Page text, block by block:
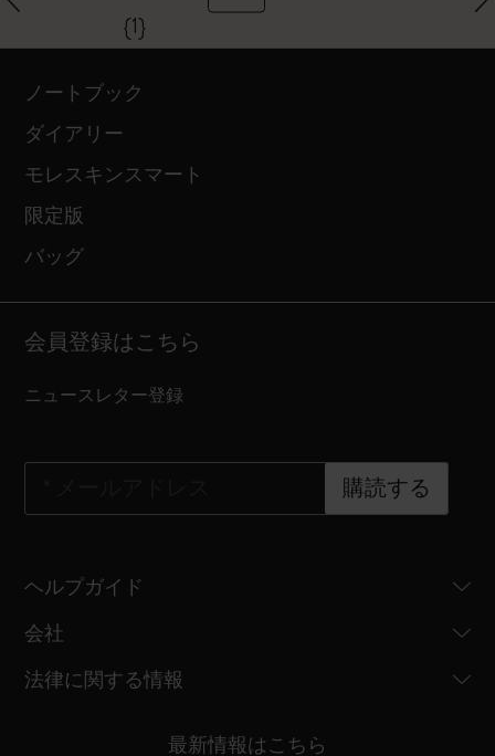
{1}
ノートブック
ダイアリー
モレスキンスマート
限定版
バッグ
会員登録はこちら
ニュースレター登録
購読する
ヘルプガイド
会社
法律に関する情報
最新情報はこちら